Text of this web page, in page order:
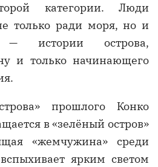
категории. Люди
только ради моря, но и
истории острова,
и только начинающего
прошлого Конко
в «зелёный остров»
«жемчужина» среди
ярким светом